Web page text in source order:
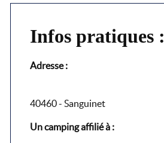
Infos pratiques :
Adresse :
40460 - Sanguinet
Un camping affilié à :